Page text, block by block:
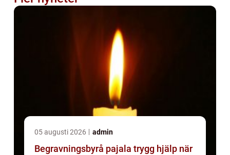
05 augusti 2026 admin
Begravningsbyrå pajala trygg hjälp när